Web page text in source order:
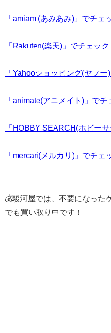
「amiami(あみあみ)」でチェ
「Rakuten(楽天)」でチェック
「Yahooショッピング(ヤフー
「animate(アニメイト)」でチ
「HOBBY SEARCH(ホビー
「mercari(メルカリ)」でチェ
💰駿河屋では、不要になった
でも買い取り中です！